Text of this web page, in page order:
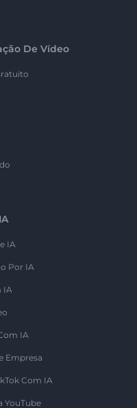
De Vídeo
IA
Por IA
IA
IA
Empresa
Com IA
YouTube